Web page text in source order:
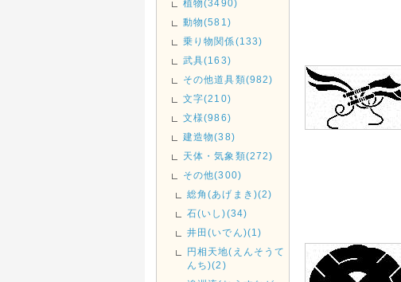
植物(3490)
動物(581)
乗り物関係(133)
武具(163)
その他道具類(982)
文字(210)
文様(986)
建造物(38)
天体・気象類(272)
その他(300)
総角(あげまき)(2)
石(いし)(34)
井田(いでん)(1)
円相天地(えんそうて
んち)(2)